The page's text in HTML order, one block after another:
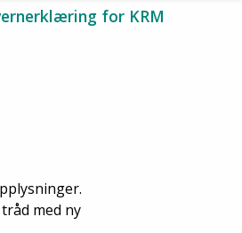
for KRM
med ny